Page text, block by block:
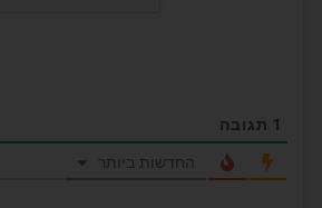
1 תגובה
החדשות ביותר